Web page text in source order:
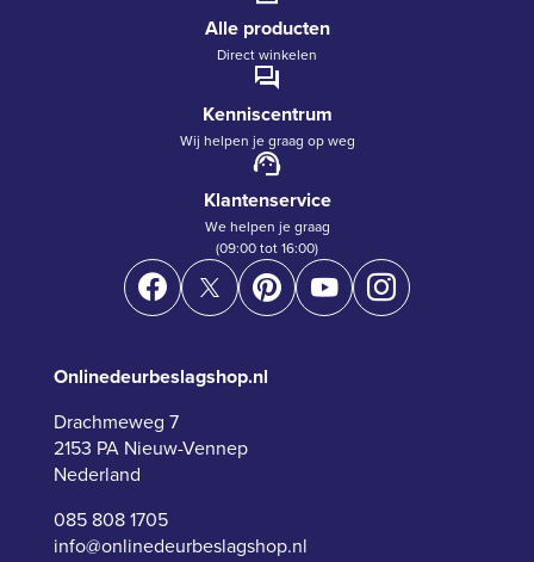
Alle producten
Direct winkelen
Kenniscentrum
Wij helpen je graag op weg
Klantenservice
We helpen je graag
(09:00 tot 16:00)
Onlinedeurbeslagshop.nl
Drachmeweg 7
2153 PA Nieuw-Vennep
Nederland
085 808 1705
info@onlinedeurbeslagshop.nl